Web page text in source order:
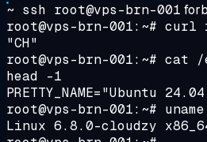
~ ssh root@vps-brn-001
root@vps-brn-001:~# curl
"CH"
root@vps-brn-001:~# cat /
head -1
PRETTY_NAME="Ubuntu
root@vps-brn-001:~#
Linux 6.8.0-cloudzy